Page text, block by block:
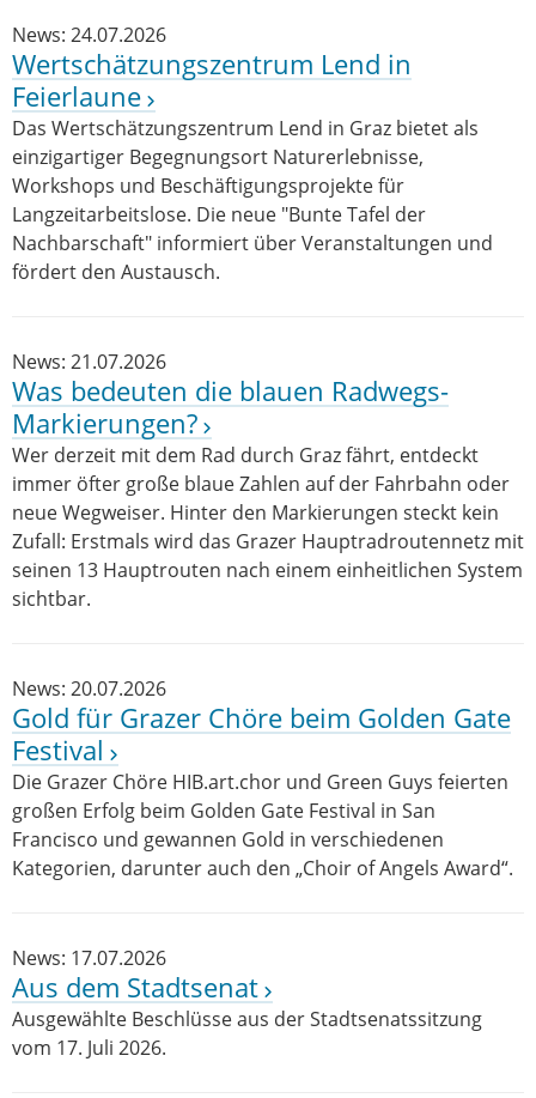
News: 24.07.2026
Wertschätzungszentrum Lend in
Feierlaune
Das Wertschätzungszentrum Lend in Graz bietet als
einzigartiger Begegnungsort Naturerlebnisse,
Workshops und Beschäftigungsprojekte für
Langzeitarbeitslose. Die neue "Bunte Tafel der
Nachbarschaft" informiert über Veranstaltungen und
fördert den Austausch.
News: 21.07.2026
Was bedeuten die blauen Radwegs-
Markierungen?
Wer derzeit mit dem Rad durch Graz fährt, entdeckt
immer öfter große blaue Zahlen auf der Fahrbahn oder
neue Wegweiser. Hinter den Markierungen steckt kein
Zufall: Erstmals wird das Grazer Hauptradroutennetz mit
seinen 13 Hauptrouten nach einem einheitlichen System
sichtbar.
News: 20.07.2026
Gold für Grazer Chöre beim Golden Gate
Festival
Die Grazer Chöre HIB.art.chor und Green Guys feierten
großen Erfolg beim Golden Gate Festival in San
Francisco und gewannen Gold in verschiedenen
Kategorien, darunter auch den „Choir of Angels Award“.
News: 17.07.2026
Aus dem Stadtsenat
Ausgewählte Beschlüsse aus der Stadtsenatssitzung
vom 17. Juli 2026.